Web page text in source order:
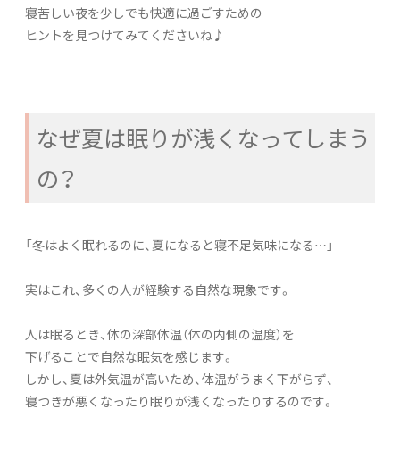
寝苦しい夜を少しでも快適に過ごすための
ヒントを見つけてみてくださいね♪
なぜ夏は眠りが浅くなってしまう
の？
「冬はよく眠れるのに、夏になると寝不足気味になる…」
実はこれ、多くの人が経験する自然な現象です。
人は眠るとき、体の深部体温（体の内側の温度）を
下げることで自然な眠気を感じます。
しかし、夏は外気温が高いため、体温がうまく下がらず、
寝つきが悪くなったり眠りが浅くなったりするのです。